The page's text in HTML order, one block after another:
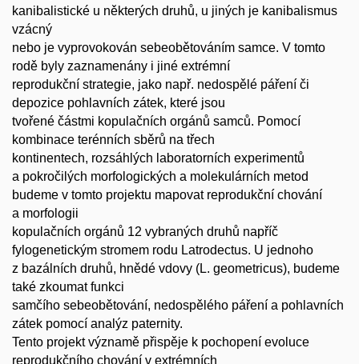
kanibalistické u některých druhů, u jiných je kanibalismus
vzácný
nebo je vyprovokován sebeobětováním samce. V tomto
rodě byly zaznamenány i jiné extrémní
reprodukční strategie, jako např. nedospělé páření či
depozice pohlavních zátek, které jsou
tvořené částmi kopulačních orgánů samců. Pomocí
kombinace terénních sběrů na třech
kontinentech, rozsáhlých laboratorních experimentů
a pokročilých morfologických a molekulárních metod
budeme v tomto projektu mapovat reprodukční chování
a morfologii
kopulačních orgánů 12 vybraných druhů napříč
fylogenetickým stromem rodu Latrodectus. U jednoho
z bazálních druhů, hnědé vdovy (L. geometricus), budeme
také zkoumat funkci
samčího sebeobětování, nedospělého páření a pohlavních
zátek pomocí analýz paternity.
Tento projekt významě přispěje k pochopení evoluce
reprodukčního chování v extrémních